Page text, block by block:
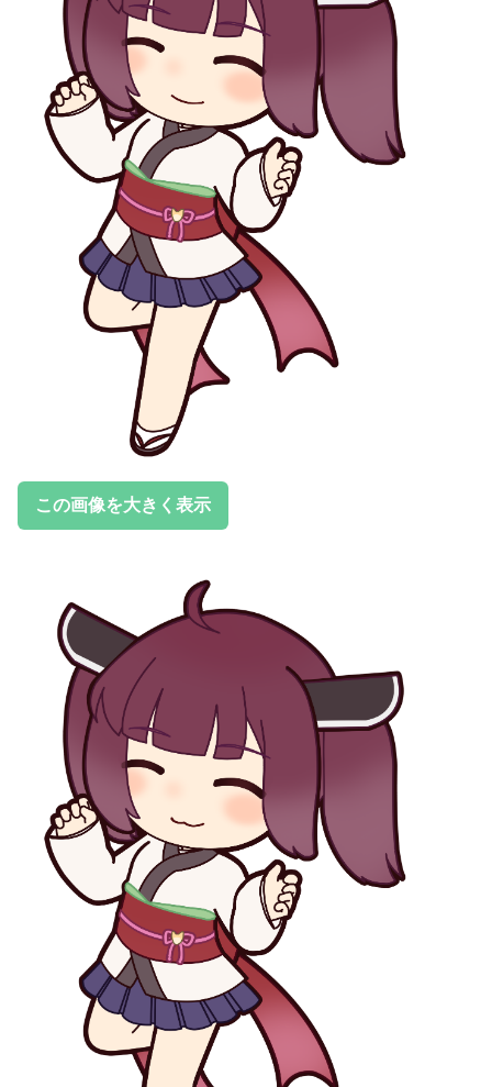
この画像を大きく表示